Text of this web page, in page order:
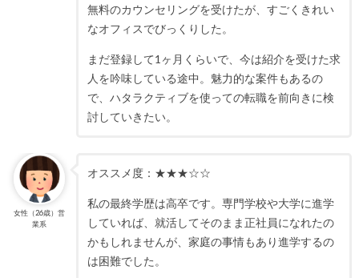
無料のカウンセリングを受けたが、すごくきれい
なオフィスでびっくりした。
まだ登録して1ヶ月くらいで、今は紹介を受けた求
人を吟味している途中。魅力的な案件もあるの
で、ハタラクティブを使っての転職を前向きに検
討していきたい。
女性（26歳）営
業系
オススメ度：★★★☆☆
私の最終学歴は高卒です。専門学校や大学に進学
していれば、就活してそのまま正社員になれたの
かもしれませんが、家庭の事情もあり進学するの
は困難でした。